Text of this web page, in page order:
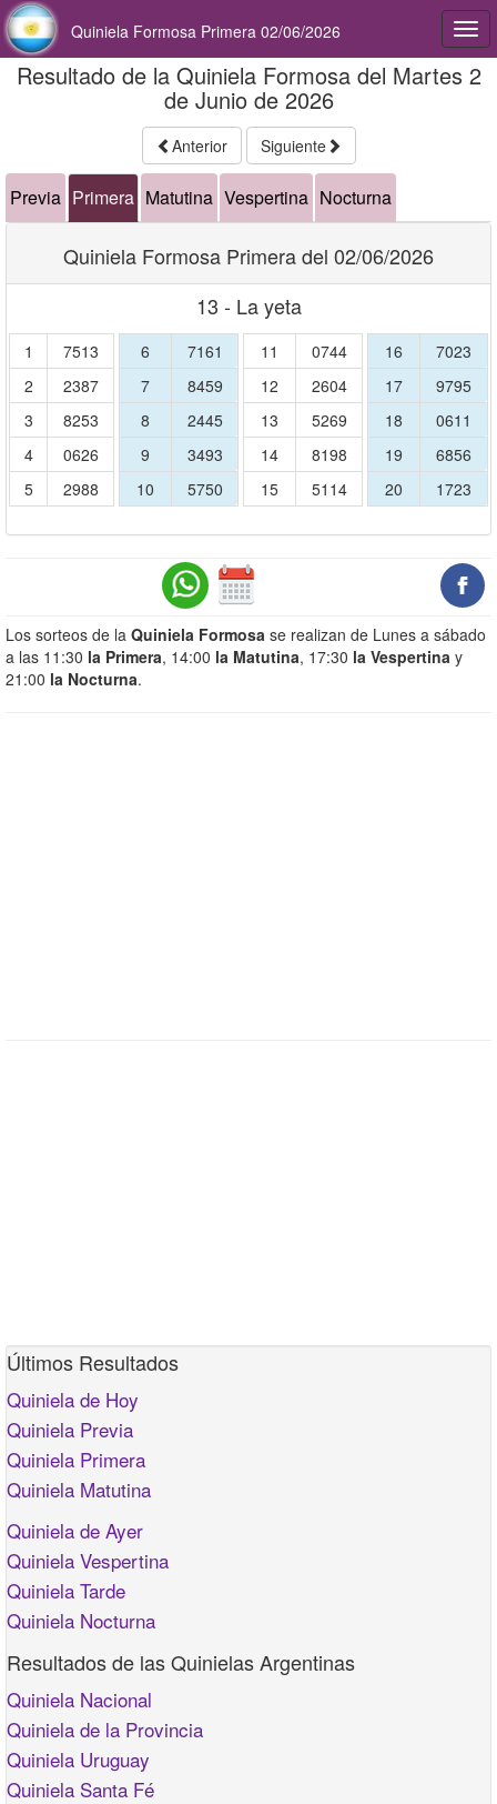
Quiniela Formosa Primera 02/06/2026
Resultado de la Quiniela Formosa del Martes 2
de Junio de 2026
Anterior Siguiente
Previa Primera Matutina Vespertina Nocturna
Quiniela Formosa Primera del 02/06/2026
13 - La yeta
1
7513
2
2387
3
8253
4
0626
5
2988
6
7161
7
8459
8
2445
9
3493
10
5750
11
0744
12
2604
13
5269
14
8198
15
5114
16
7023
17
9795
18
0611
19
6856
20
1723
Los sorteos de la Quiniela Formosa se realizan de Lunes a sábado
a las 11:30 la Primera, 14:00 la Matutina, 17:30 la Vespertina y
21:00 la Nocturna.
Últimos Resultados
Quiniela de Hoy
Quiniela Previa
Quiniela Primera
Quiniela Matutina
Quiniela de Ayer
Quiniela Vespertina
Quiniela Tarde
Quiniela Nocturna
Resultados de las Quinielas Argentinas
Quiniela Nacional
Quiniela de la Provincia
Quiniela Uruguay
Quiniela Santa Fé